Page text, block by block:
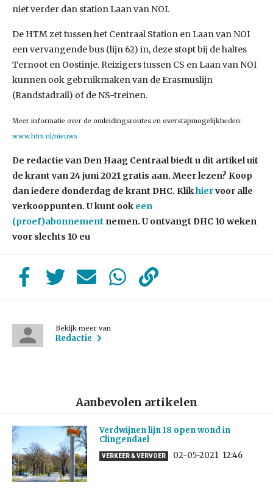
niet verder dan station Laan van NOI.
De HTM zet tussen het Centraal Station en Laan van NOI
een vervangende bus (lijn 62) in, deze stopt bij de haltes
Ternoot en Oostinje. Reizigers tussen CS en Laan van NOI
kunnen ook gebruikmaken van de Erasmuslijn
(Randstadrail) of de NS-treinen.
Meer informatie over de omleidingsroutes en overstapmogelijkheden:
www.htm.nl/nieuws
De redactie van Den Haag Centraal biedt u dit artikel uit
de krant van 24 juni 2021 gratis aan. Meer lezen? Koop
dan iedere donderdag de krant DHC. Klikhiervoor alle
verkooppunten. U kunt ook een
(proef)abonnement nemen. U ontvangt DHC 10 weken
voor slechts 10 eu
Bekijk meer van
Redactie
Aanbevolen artikelen
Verdwijnen lijn 18 open wond in
Clingendael
VERKEER & VERVOER 02-05-2021 12:46